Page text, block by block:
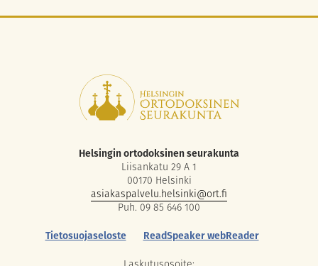
Helsingin ortodoksinen seurakunta
Liisankatu 29 A 1
00170 Helsinki
asiakaspalvelu.helsinki@ort.fi
Puh. 09 85 646 100
Tietosuojaseloste
ReadSpeaker webReader